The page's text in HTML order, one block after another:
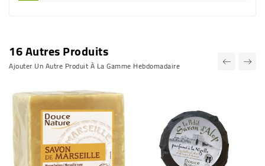
16 Autres Produits
Ajouter Un Autre Produit À La Gamme Hebdomadaire